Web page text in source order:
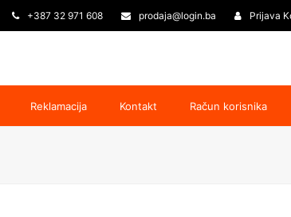
+387 32 971 608 prodaja@login.ba Prijava
Reklamacija Kontakt Račun korisnika